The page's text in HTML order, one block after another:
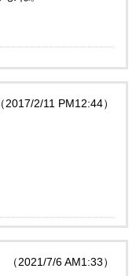
（2017/2/11 PM12:44）
（2021/7/6 AM1:33）